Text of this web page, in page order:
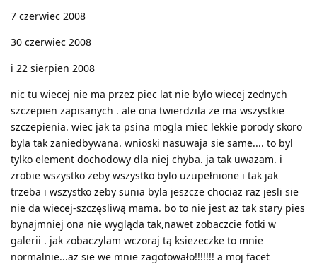
7 czerwiec 2008
30 czerwiec 2008
i 22 sierpien 2008
nic tu wiecej nie ma przez piec lat nie bylo wiecej zednych
szczepien zapisanych . ale ona twierdzila ze ma wszystkie
szczepienia. wiec jak ta psina mogla miec lekkie porody skoro
byla tak zaniedbywana. wnioski nasuwaja sie same.... to byl
tylko element dochodowy dla niej chyba. ja tak uwazam. i
zrobie wszystko zeby wszystko bylo uzupełnione i tak jak
trzeba i wszystko zeby sunia byla jeszcze chociaz raz jesli sie
nie da wiecej-szczęsliwą mama. bo to nie jest az tak stary pies
bynajmniej ona nie wygląda tak,nawet zobaczcie fotki w
galerii . jak zobaczylam wczoraj tą ksiezeczke to mnie
normalnie...az sie we mnie zagotowało!!!!!!! a moj facet